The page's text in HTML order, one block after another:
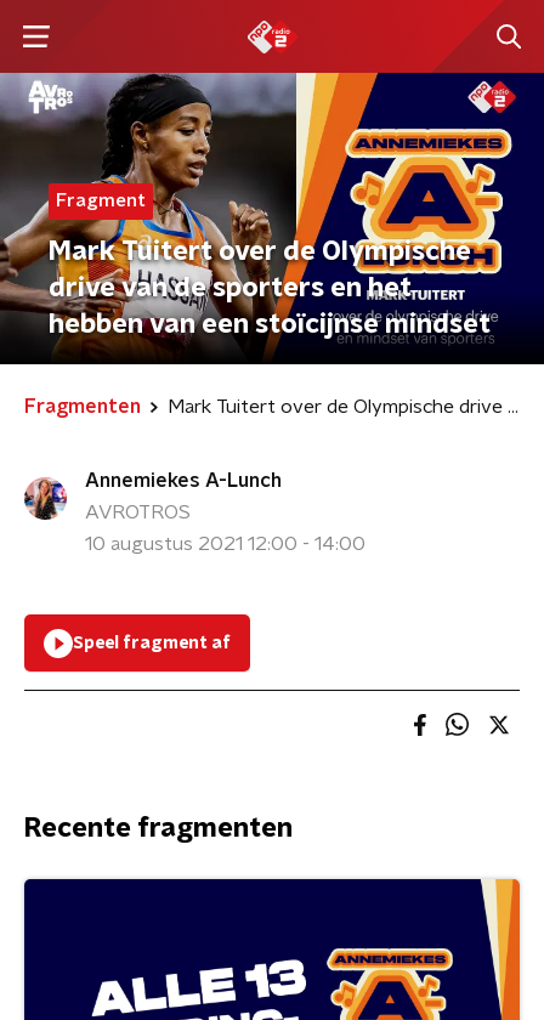
Fragment
Mark Tuitert over de Olympische
drive van de sporters en het
hebben van een stoïcijnse mindset
Fragmenten Mark Tuitert over de Olympische drive van de sporters en het hebben van een stoïcijnse mindset
Annemiekes A-Lunch
AVROTROS
10 augustus 2021 12:00 - 14:00
Speel fragment af
Recente fragmenten